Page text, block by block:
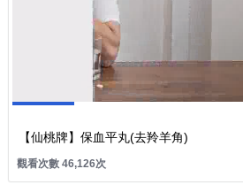
【仙桃牌】保血平丸(去羚羊角)
觀看次數 46,126次